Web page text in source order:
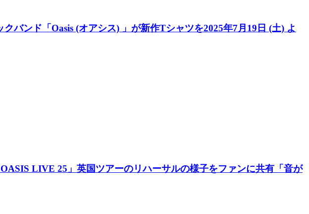
バンド「Oasis (オアシス) 」が新作Tシャツを2025年7月19日 (土) よ
LIVE 25」英国ツアーのリハーサルの様子をファンに共有「音が